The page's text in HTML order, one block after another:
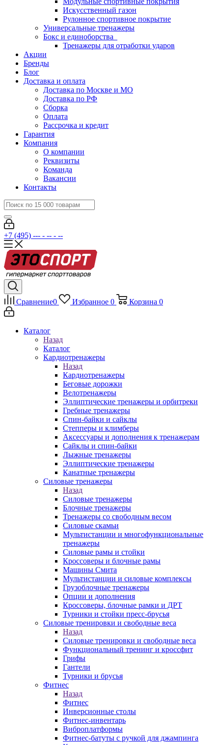
Искусственный газон
Рулонное спортивное покрытие
Универсальные тренажеры
Бокс и единоборства
Тренажеры для отработки ударов
Акции
Бренды
Блог
Доставка и оплата
Доставка по Москве и МО
Доставка по РФ
Сборка
Оплата
Рассрочка и кредит
Гарантия
Компания
О компании
Реквизиты
Команда
Вакансии
Контакты
+7 (495) --- - -- - --
Сравнение0 Избранное 0 Корзина 0
Каталог
Назад
Каталог
Кардиотренажеры
Назад
Кардиотренажеры
Беговые дорожки
Велотренажеры
Эллиптические тренажеры и орбитреки
Гребные тренажеры
Спин-байки и сайклы
Степперы и климберы
Аксессуары и дополнения к тренажерам
Сайклы и спин-байки
Лыжные тренажеры
Эллиптические тренажеры
Канатные тренажеры
Силовые тренажеры
Назад
Силовые тренажеры
Блочные тренажеры
Тренажеры со свободным весом
Силовые скамьи
Мультистанции и многофункциональные
тренажеры
Силовые рамы и стойки
Кроссоверы и блочные рамы
Машины Смита
Мультистанции и силовые комплексы
Грузоблочные тренажеры
Опции и дополнения
Кроссоверы, блочные рамки и ДРТ
Турники и стойки пресс-брусья
Силовые тренировки и свободные веса
Назад
Силовые тренировки и свободные веса
Функциональный тренинг и кроссфит
Грифы
Гантели
Турники и брусья
Фитнес
Назад
Фитнес
Инверсионные столы
Фитнес-инвентарь
Виброплатформы
Фитнес-батуты с ручкой для джампинга